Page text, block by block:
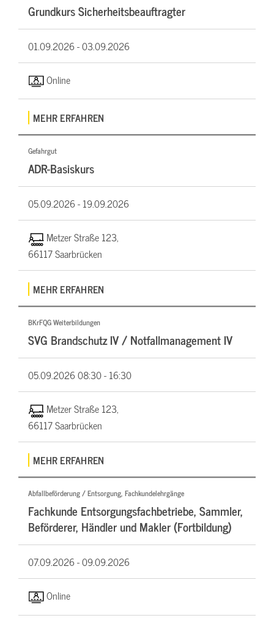
Grundkurs Sicherheitsbeauftragter
01.09.2026 -03.09.2026
Online
MEHR ERFAHREN
Gefahrgut
ADR-Basiskurs
05.09.2026 -19.09.2026
Metzer Straße 123,
66117 Saarbrücken
MEHR ERFAHREN
BKrFQG Weiterbildungen
SVG Brandschutz IV / Notfallmanagement IV
05.09.202608:30 - 16:30
Metzer Straße 123,
66117 Saarbrücken
MEHR ERFAHREN
Abfallbeförderung / Entsorgung, Fachkundelehrgänge
Fachkunde Entsorgungsfachbetriebe, Sammler,
Beförderer, Händler und Makler (Fortbildung)
07.09.2026 -09.09.2026
Online